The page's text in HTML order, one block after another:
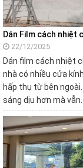
Dán Film cách nhiệt
22/12/2025
Dán film cách nhiệt
nhà có nhiều cửa
hấp thụ từ bên
sáng dịu hơn mà